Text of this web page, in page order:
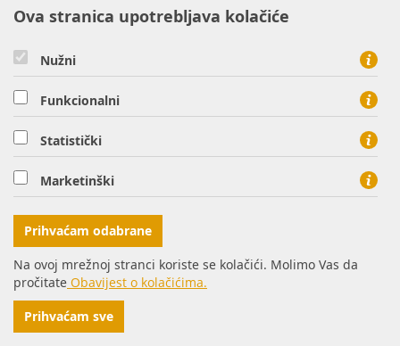
03.07.2024. Planirani radovi na plinskoj mreži - Virovitica
03.07.2024. Planirani radovi na plinskoj mreži - Virovitica
03.07.2024. Planirani radovi na plinskoj mreži - Pakrac
03.07.2024. - 04.07.2024. - Planirani radovi na plinskoj
mreži - Sirač
03.07.2024. Neplanirani radovi na plinskoj mreži - Lozan
04.07.2024. Planirani radovi na plinskoj mreži - Osijek
Ova stranica upotrebljava kolačiće
Nužni
Funkcionalni
Statistički
Marketinški
Prihvaćam odabrane
Na ovoj mrežnoj stranci koriste se kolačići. Molimo Vas da
pročitate Obavijest o kolačićima.
Prihvaćam sve